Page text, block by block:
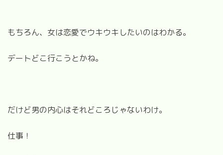
もちろん、女は恋愛でウキウキしたいのはわかる。
デートどこ行こうとかね。
だけど男の内心はそれどころじゃないわけ。
仕事！